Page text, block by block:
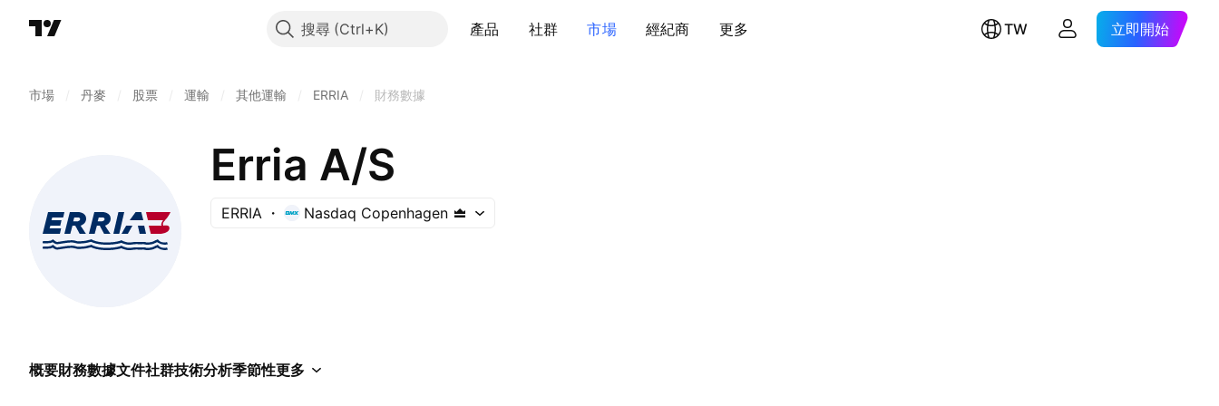
搜尋 產品 社群 市場 經紀商 更多 TW 立即開始
市場 丹麥 股票 運輸 其他運輸 ERRIA 財務數據
Erria A/S
ERRIA Nasdaq Copenhagen
概要財務數據文件社群技術分析季節性更多